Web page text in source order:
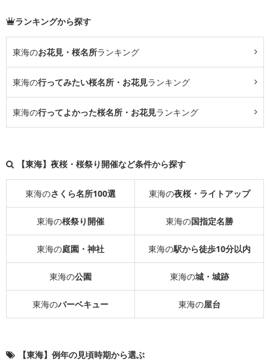
ランキングから探す
東海のお花見・桜名所ランキング
東海の行ってみたい桜名所・お花見ランキング
東海の行ってよかった桜名所・お花見ランキング
【東海】夜桜・桜祭り開催など条件から探す
東海のさくら名所100選 東海の夜桜・ライトアップ
東海の桜祭り開催 東海の国指定名勝
東海の庭園・神社 東海の駅から徒歩10分以内
東海の公園 東海の城・城跡
東海のバーベキュー 東海の屋台
【東海】例年の見頃時期から選ぶ